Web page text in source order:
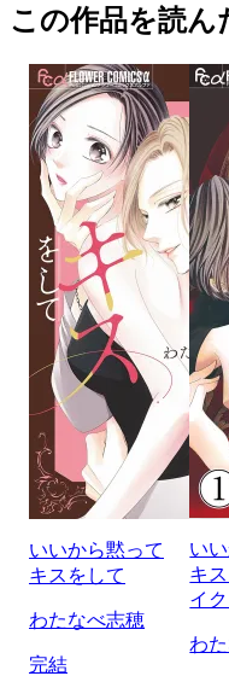
この作品を読
いいから黙って
キスをして
わたなべ志穂
完結
い
キ
イク
わ